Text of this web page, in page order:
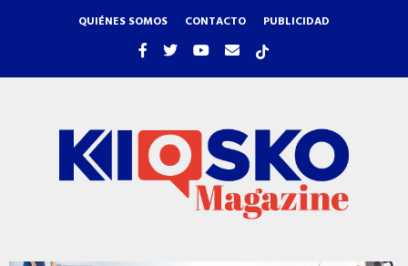
QUIÉNES SOMOS CONTACTO PUBLICIDAD